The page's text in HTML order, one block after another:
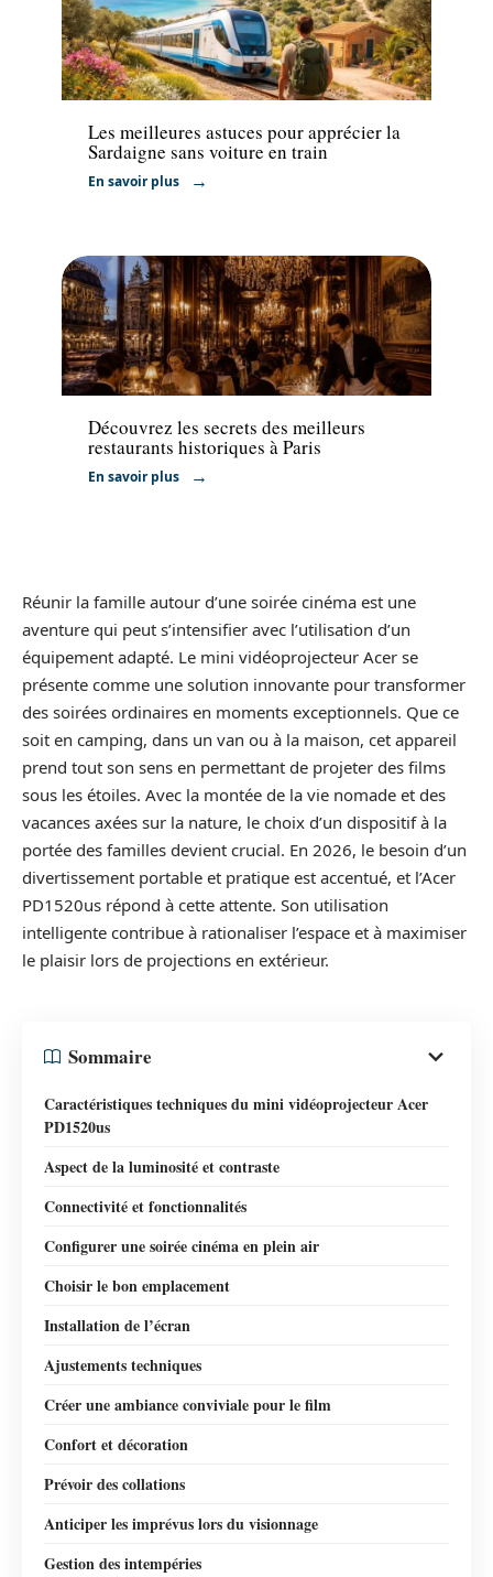
Actu
Les meilleures astuces pour apprécier la
Sardaigne sans voiture en train
En savoir plus
Activités
Découvrez les secrets des meilleurs
restaurants historiques à Paris
En savoir plus
Réunir la famille autour d’une soirée cinéma est une
aventure qui peut s’intensifier avec l’utilisation d’un
équipement adapté. Le mini vidéoprojecteur Acer se
présente comme une solution innovante pour transformer
des soirées ordinaires en moments exceptionnels. Que ce
soit en camping, dans un van ou à la maison, cet appareil
prend tout son sens en permettant de projeter des films
sous les étoiles. Avec la montée de la vie nomade et des
vacances axées sur la nature, le choix d’un dispositif à la
portée des familles devient crucial. En 2026, le besoin d’un
divertissement portable et pratique est accentué, et l’Acer
PD1520us répond à cette attente. Son utilisation
intelligente contribue à rationaliser l’espace et à maximiser
le plaisir lors de projections en extérieur.
Sommaire
Caractéristiques techniques du mini vidéoprojecteur Acer
PD1520us
Aspect de la luminosité et contraste
Connectivité et fonctionnalités
Configurer une soirée cinéma en plein air
Choisir le bon emplacement
Installation de l’écran
Ajustements techniques
Créer une ambiance conviviale pour le film
Confort et décoration
Prévoir des collations
Anticiper les imprévus lors du visionnage
Gestion des intempéries